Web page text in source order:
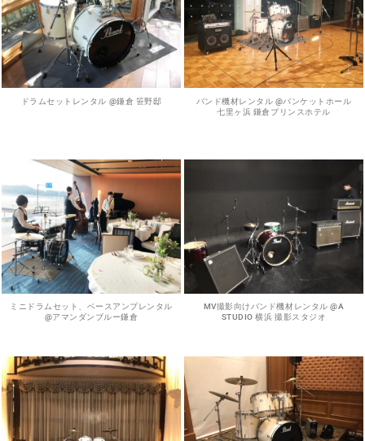
ドラムセットレンタル @鎌倉 笹野邸
バンド機材レンタル @バンケットホール
七里ヶ浜 鎌倉プリンスホテル
ミニドラムセット、ベースアンプレンタル
@アマンダンブルー鎌倉
MV撮影向けバンド機材レンタル @A
STUDIO 横浜 撮影スタジオ